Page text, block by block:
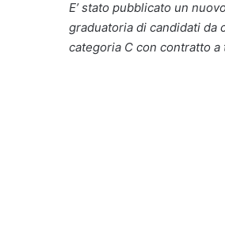
E’ stato pubblicato un
graduatoria di candidati da
categoria C con contratto